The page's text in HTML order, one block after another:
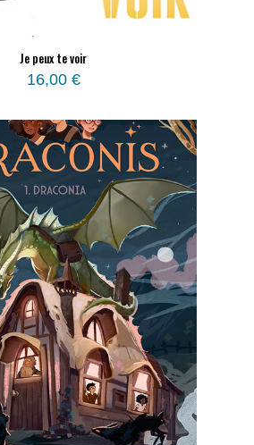
Je peux te voir
16,00 €